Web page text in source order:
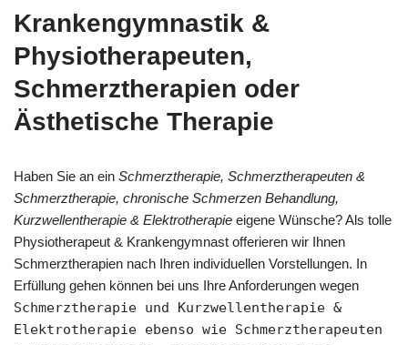
Krankengymnastik &
Physiotherapeuten,
Schmerztherapien oder
Ästhetische Therapie
Haben Sie an ein Schmerztherapie, Schmerztherapeuten &
Schmerztherapie, chronische Schmerzen Behandlung,
Kurzwellentherapie & Elektrotherapie eigene Wünsche? Als tolle
Physiotherapeut & Krankengymnast offerieren wir Ihnen
Schmerztherapien nach Ihren individuellen Vorstellungen. In
Erfüllung gehen können bei uns Ihre Anforderungen wegen
Schmerztherapie und Kurzwellentherapie &
Elektrotherapie ebenso wie Schmerztherapeuten